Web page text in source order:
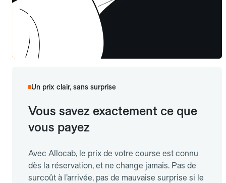
Un prix clair, sans surprise
Vous savez exactement ce que
vous payez
Avec Allocab, le prix de votre course est connu
dès la réservation, et ne change jamais. Pas de
surcoût à l’arrivée, pas de mauvaise surprise si le